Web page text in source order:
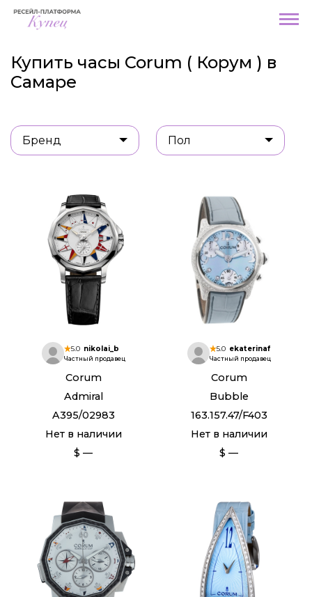
Купить часы Corum ( Корум ) в
Самаре
Бренд Пол
5.0 nikolai_b
Частный продавец
Corum
Admiral
A395/02983
Нет в наличии
$ —
5.0 ekaterinaf
Частный продавец
Corum
Bubble
163.157.47/F403
Нет в наличии
$ —